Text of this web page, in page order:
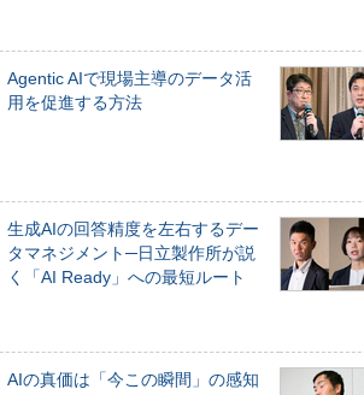
Agentic AIで現場主導のデータ活
用を促進する方法
生成AIの回答精度を左右するデー
タマネジメント─日立製作所が説
く「AI Ready」への最短ルート
AIの真価は「今この瞬間」の感知